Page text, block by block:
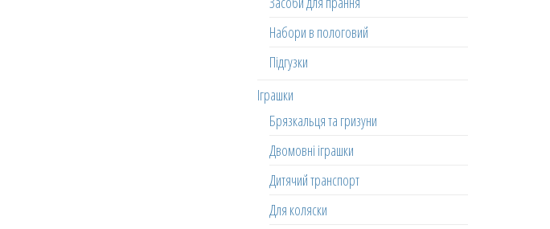
Набори в пологовий
Підгузки
Іграшки
Брязкальця та гризуни
Двомовні іграшки
Дитячий транспорт
Для коляски